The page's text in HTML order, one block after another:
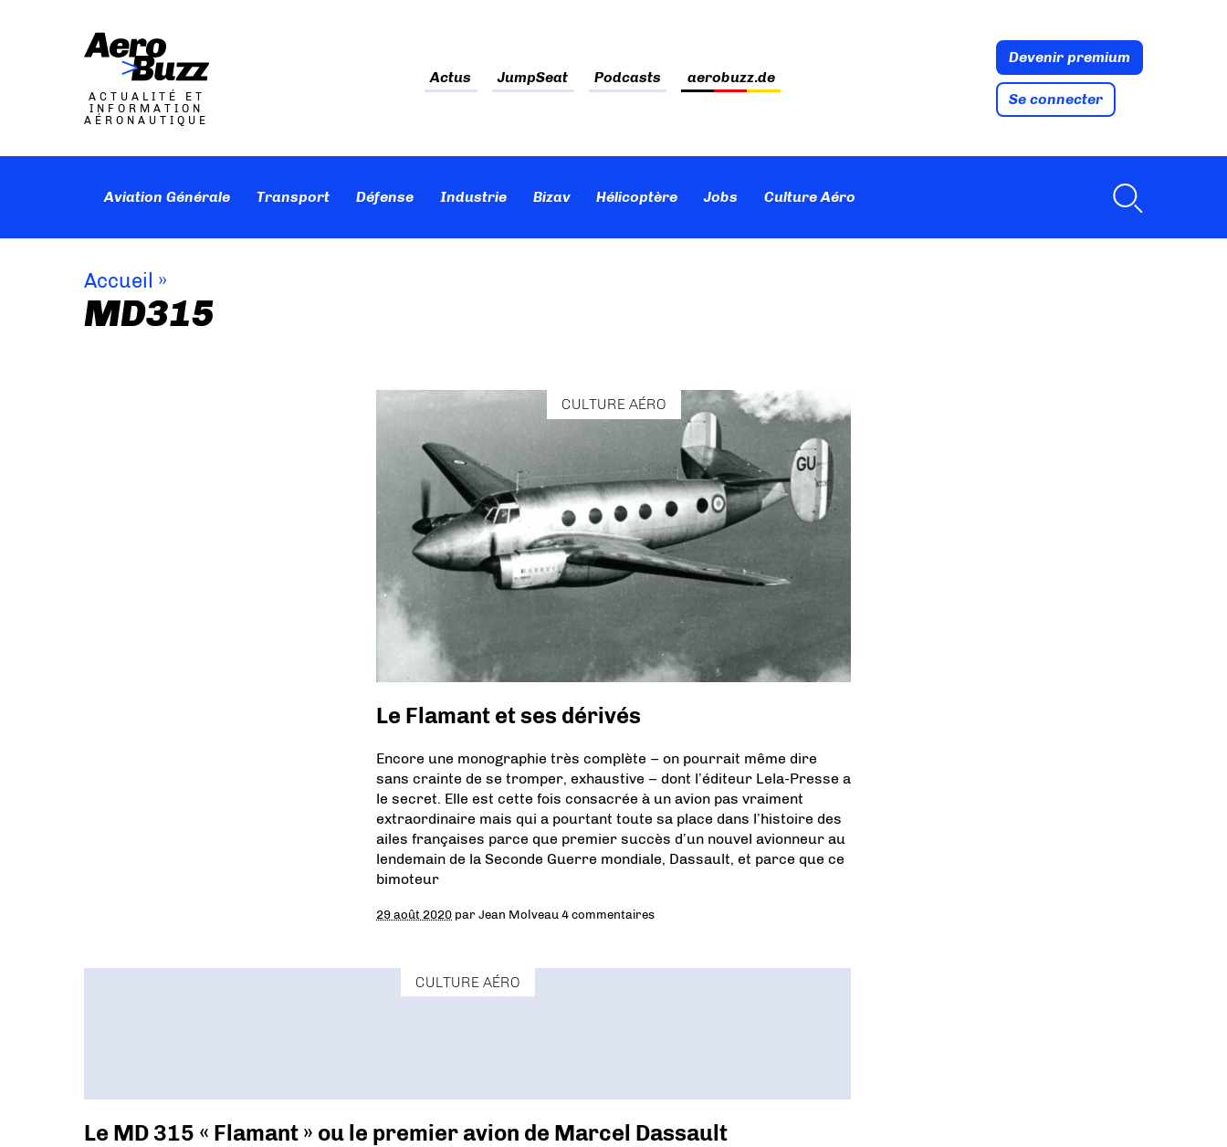
ACTUALITÉ ET
INFORMATION
AÉRONAUTIQUE
Actus JumpSeat Podcasts aerobuzz.de
Devenir premium
Se connecter
Aviation Générale Transport Défense Industrie Bizav Hélicoptère Jobs Culture Aéro
Accueil »
MD315
CULTURE AÉRO
Le Flamant et ses dérivés
Encore une monographie très complète – on pourrait même dire
sans crainte de se tromper, exhaustive – dont l’éditeur Lela-Presse a
le secret. Elle est cette fois consacrée à un avion pas vraiment
extraordinaire mais qui a pourtant toute sa place dans l’histoire des
ailes françaises parce que premier succès d’un nouvel avionneur au
lendemain de la Seconde Guerre mondiale, Dassault, et parce que ce
bimoteur
29 août 2020 parJean Molveau 4 commentaires
CULTURE AÉRO
Le MD 315 « Flamant » ou le premier avion de Marcel Dassault